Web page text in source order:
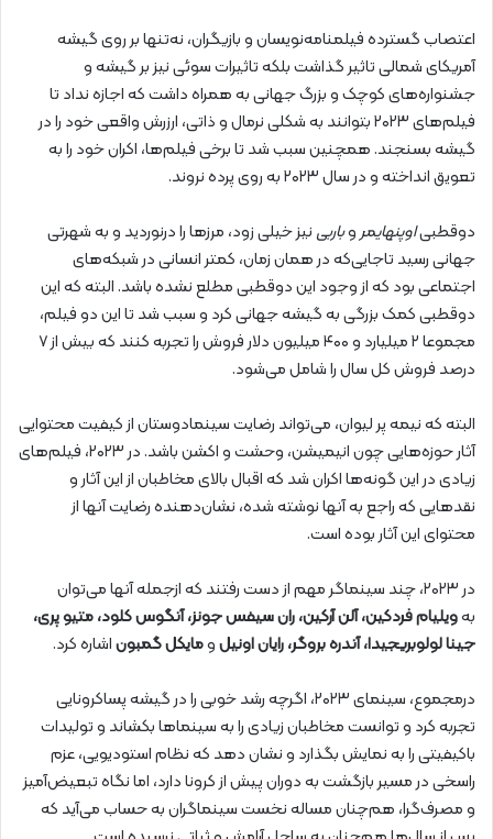
اعتصاب گسترده فیلمنامه‌نویسان و بازیگران، نه‌تنها بر روی گیشه
آمریکای شمالی تاثیر گذاشت بلکه تاثیرات سوئی نیز بر گیشه و
جشنواره‌های کوچک و بزرگ جهانی به همراه داشت که اجازه نداد تا
فیلم‌های ۲۰۲۳ بتوانند به شکلی نرمال و ذاتی، ارزرش واقعی خود را در
گیشه بسنجند. همچنین سبب شد تا برخی فیلم‌ها، اکران خود را به
تعویق انداخته و در سال ۲۰۲۳ به روی پرده نروند.
دوقطبیاوپنهایمروباربینیز خیلی زود، مرزها را درنوردید و به شهرتی
جهانی رسید تاجایی‌که در همان زمان، کمتر انسانی در شبکه‌های
اجتماعی بود که از وجود این دوقطبی مطلع نشده باشد. البته که این
دوقطبی کمک بزرگی به گیشه جهانی کرد و سبب شد تا این دو فیلم،
مجموعا ۲ میلیارد و ۴۰۰ میلیون دلار فروش را تجربه کنند که بیش از ۷
درصد فروش کل سال را شامل می‌شود.
البته که نیمه پر لیوان، می‌تواند رضایت سینمادوستان از کیفیت محتوایی
آثار حوزه‌هایی چون انیمیشن، وحشت و اکشن باشد. در ۲۰۲۳، فیلم‌های
زیادی در این گونه‌ها اکران شد که اقبال بالای مخاطبان از این آثار و
نقدهایی که راجع به آنها نوشته شده، نشان‌دهنده رضایت آنها از
محتوای این آثار بوده است.
در ۲۰۲۳، چند سینماگر مهم از دست رفتند که ازجمله آنها می‌توان
بهویلیام فردکین، آلن آرکین، ران سیفس جونز، آنگوس کلود، متیو پری،
جینا لولوبریجیدا، آندره بروگر، رایان اونیلومایکل گمبوناشاره کرد.
درمجموع، سینمای ۲۰۲۳، اگرچه رشد خوبی را در گیشه پساکرونایی
تجربه کرد و توانست مخاطبان زیادی را به سینماها بکشاند و تولیدات
باکیفیتی را به نمایش بگذارد و نشان دهد که نظام استودیویی، عزم
راسخی در مسیر بازگشت به دوران پیش از کرونا دارد، اما نگاه تبعیض‌آمیز
و مصرف‌گرا، هم‌چنان مساله نخست سینماگران به حساب می‌آید که